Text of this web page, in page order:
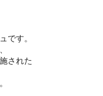
です。
された